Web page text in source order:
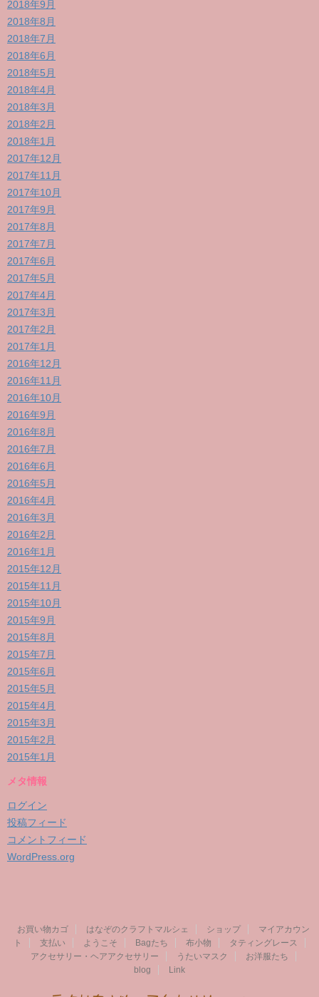
2018年9月
2018年8月
2018年7月
2018年6月
2018年5月
2018年4月
2018年3月
2018年2月
2018年1月
2017年12月
2017年11月
2017年10月
2017年9月
2017年8月
2017年7月
2017年6月
2017年5月
2017年4月
2017年3月
2017年2月
2017年1月
2016年12月
2016年11月
2016年10月
2016年9月
2016年8月
2016年7月
2016年6月
2016年5月
2016年4月
2016年3月
2016年2月
2016年1月
2015年12月
2015年11月
2015年10月
2015年9月
2015年8月
2015年7月
2015年6月
2015年5月
2015年4月
2015年3月
2015年2月
2015年1月
メタ情報
ログイン
投稿フィード
コメントフィード
WordPress.org
お買い物カゴ はなぞのクラフトマルシェ ショップ
マイアカウン
ト
支払い ようこそ Bagたち 布小物
タティングレース
アクセサリー・ヘアアクセサリー
うたいマスク
お洋服たち
blog
Link